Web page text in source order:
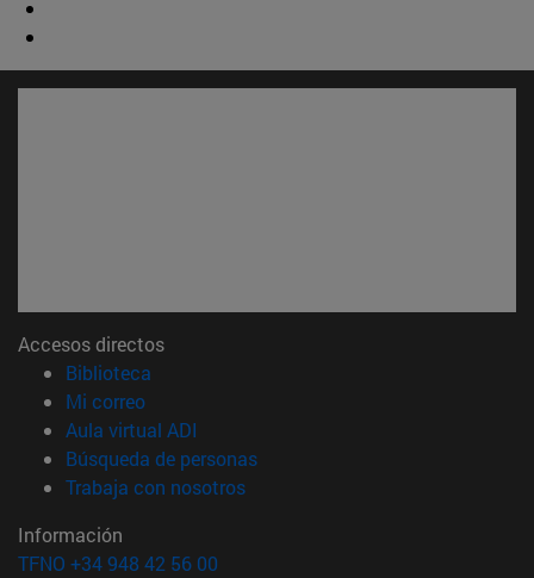
Accesos directos
Biblioteca
Mi correo(abre en nueva ventana)
Aula virtual ADI
Búsqueda de personas(abre en nueva ventana)
Trabaja con nosotros(abre en nueva ventana)
Información
TFNO +34 948 42 56 00